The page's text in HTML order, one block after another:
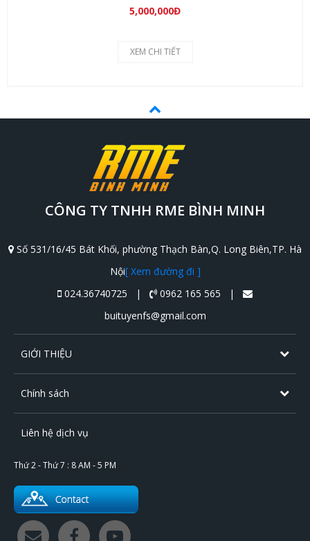
5,000,000Đ
XEM CHI TIẾT
CÔNG TY TNHH RME BÌNH MINH
Số 531/16/45 Bát Khối, phường Thạch Bàn,Q. Long Biên,TP. Hà
Nội[ Xem đường đi ]
024.36740725 |
0962 165 565 |
buituyenfs@gmail.com
GIỚI THIỆU
Chính sách
Liên hệ dịch vụ
Thứ 2 - Thứ 7 : 8 AM - 5 PM